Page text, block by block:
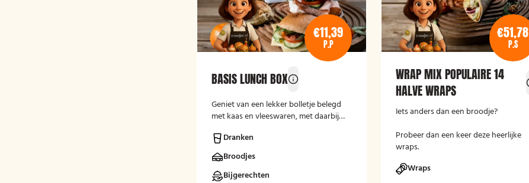
€11,39
P.P
BASIS LUNCH BOX
Geniet van een lekker bolletje belegd
met kaas en vleeswaren, met daarbij
drankje.
Dranken
Broodjes
Bijgerechten
€51,78
P.S
WRAP MIX POPULAIRE 14
HALVE WRAPS
Iets anders dan een broodje?
Probeer dan een keer deze heerlijke
wraps.
Wraps